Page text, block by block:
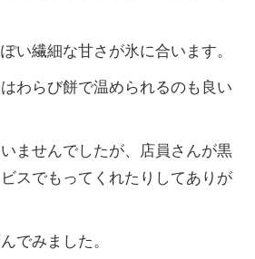
い繊細な甘さが氷に合います。
わらび餅で温められるのも良い
ませんでしたが、店員さんが黒
スでもってくれたりしてありが
でみました。